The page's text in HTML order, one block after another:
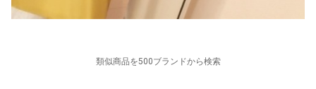
類似商品を500ブランドから検索